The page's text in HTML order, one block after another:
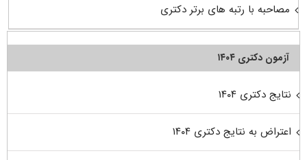
مصاحبه با رتبه های برتر دکتری
آزمون دکتری ۱۴۰۴
نتایج دکتری ۱۴۰۴
اعتراض به نتایج دکتری ۱۴۰۴